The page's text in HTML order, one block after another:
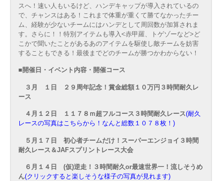
スへ！速い人もいるけど、ハンデキャップが導入されているの
で、チャンスはある！これまで体重が重くて勝てなかったチー
ム、経験が少ないチームにはハンデとして周回数が加算されま
す。さらに！！特別アイテムも導入<赤甲羅、トゲゾーなど>ど
こかで聞いたことがあるあのアイテムを駆使し敵チームを妨害
することもできる！最後までどのチームが勝つかわからない！
■開催日・イベント内容・開催コース
３月 １日 ２９周年記念！賞金総額１０万円３時間耐久レ
ース
４月１２日 １１７８ｍ超フルコース３時間耐久レース(耐久
レースの写真はこちらから！なんと総数１０７８枚！)
５月１７日 初心者チームだけ！スーパーエンジョイ３時間
耐久レース＆JAFスプリントレース大会
６月１４日 (仮)逆走！３時間耐久or最速世界一！流しそうめ
ん(クリックすると楽しそうな様子の写真が見れます)